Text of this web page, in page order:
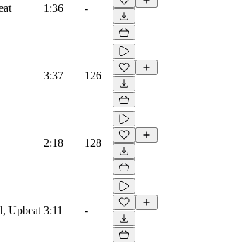
1:36 -
3:37 126
2:18 128
Upbeat 3:11 -